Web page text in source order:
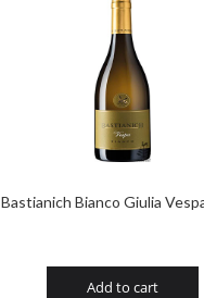
Bastianich Bianco Giulia
Add to cart